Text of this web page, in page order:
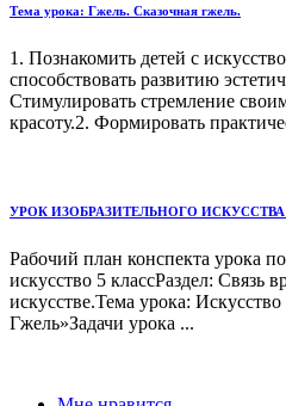
Тема урока: Гжель. Сказочная гжель.
1. Познакомить детей с
способствовать развитию
Стимулировать стремление
красоту.2. Формировать
УРОК ИЗОБРАЗИТЕЛЬНОГО ИСКУССТВА
Рабочий план конспекта урока
искусство 5 классРаздел: Связь
искусстве.Тема урока:
Гжель»Задачи урока ...